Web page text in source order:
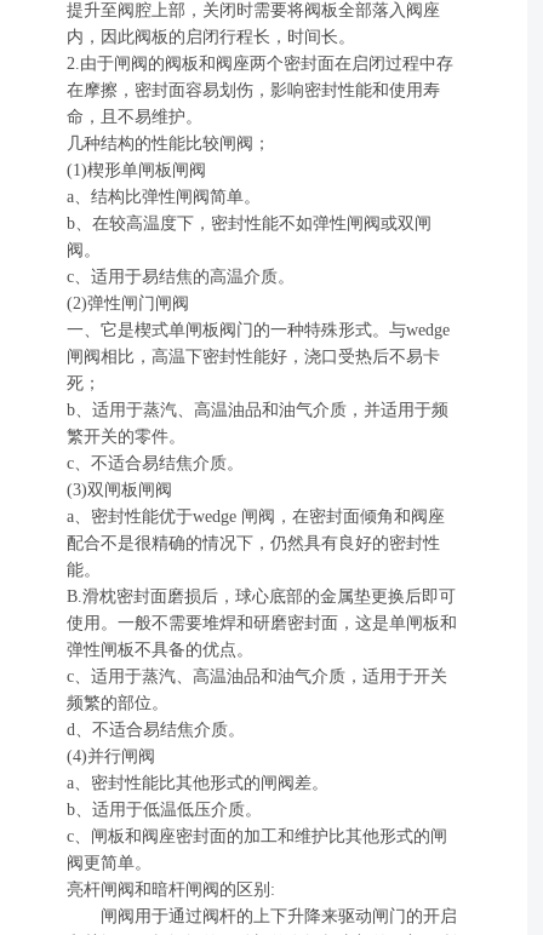
提升至阀腔上部，关闭时需要将阀板全部落入阀座
内，因此阀板的启闭行程长，时间长。
2.由于闸阀的阀板和阀座两个密封面在启闭过程中存
在摩擦，密封面容易划伤，影响密封性能和使用寿
命，且不易维护。
几种结构的性能比较闸阀；
(1)楔形单闸板闸阀
a、结构比弹性闸阀简单。
b、在较高温度下，密封性能不如弹性闸阀或双闸
阀。
c、适用于易结焦的高温介质。
(2)弹性闸门闸阀
一、它是楔式单闸板阀门的一种特殊形式。与wedge
闸阀相比，高温下密封性能好，浇口受热后不易卡
死；
b、适用于蒸汽、高温油品和油气介质，并适用于频
繁开关的零件。
c、不适合易结焦介质。
(3)双闸板闸阀
a、密封性能优于wedge 闸阀，在密封面倾角和阀座
配合不是很精确的情况下，仍然具有良好的密封性
能。
B.滑枕密封面磨损后，球心底部的金属垫更换后即可
使用。一般不需要堆焊和研磨密封面，这是单闸板和
弹性闸板不具备的优点。
c、适用于蒸汽、高温油品和油气介质，适用于开关
频繁的部位。
d、不适合易结焦介质。
(4)并行闸阀
a、密封性能比其他形式的闸阀差。
b、适用于低温低压介质。
c、闸板和阀座密封面的加工和维护比其他形式的闸
阀更简单。
亮杆闸阀和暗杆闸阀的区别:
闸阀用于通过阀杆的上下升降来驱动闸门的开启